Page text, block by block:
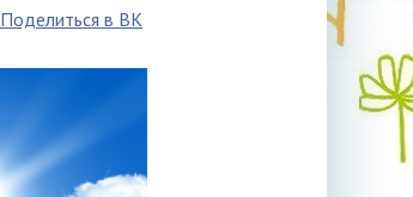
Поделиться в ВК